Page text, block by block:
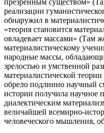
реализации
обнаружил в
«теория становится
овладевает массами» (Там
материалистическому
народные массы,
зрелостью и умственной
материалистической
обрело подлинно научный
истории получила научное
диалектическим
величайшей всемирно-
человеческого мышления,